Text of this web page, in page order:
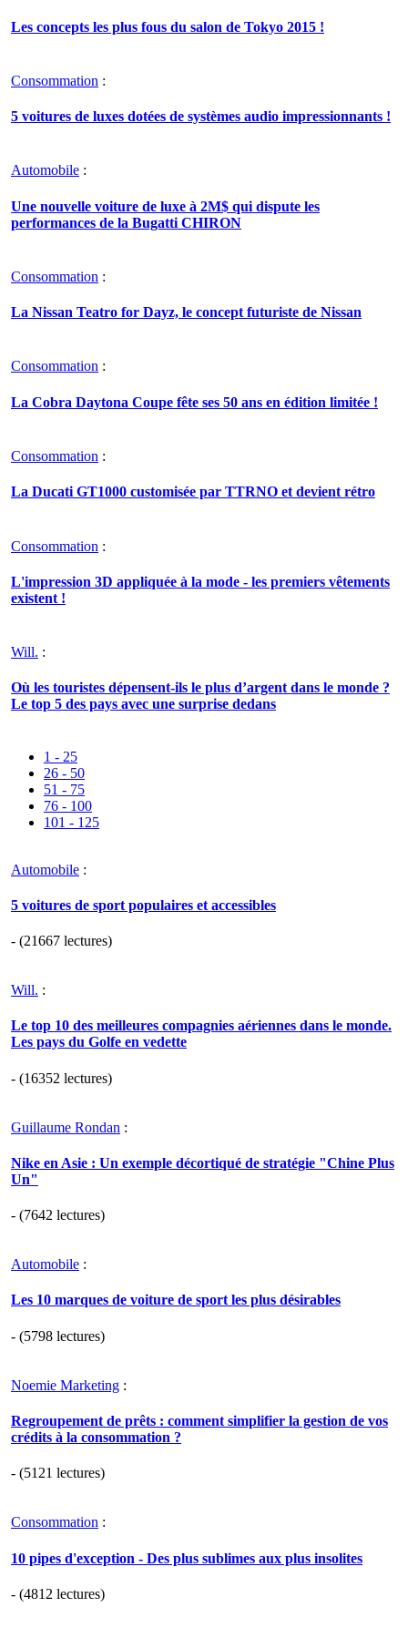
Les concepts les plus fous du salon de Tokyo 2015 !
Consommation :
5 voitures de luxes dotées de systèmes audio impressionnants !
Automobile :
Une nouvelle voiture de luxe à 2M$ qui dispute les
performances de la Bugatti CHIRON
Consommation :
La Nissan Teatro for Dayz, le concept futuriste de Nissan
Consommation :
La Cobra Daytona Coupe fête ses 50 ans en édition limitée !
Consommation :
La Ducati GT1000 customisée par TTRNO et devient rétro
Consommation :
L'impression 3D appliquée à la mode - les premiers vêtements
existent !
Will. :
Où les touristes dépensent-ils le plus d’argent dans le monde ?
Le top 5 des pays avec une surprise dedans
1 - 25
26 - 50
51 - 75
76 - 100
101 - 125
Automobile :
5 voitures de sport populaires et accessibles
- (21667 lectures)
Will. :
Le top 10 des meilleures compagnies aériennes dans le monde.
Les pays du Golfe en vedette
- (16352 lectures)
Guillaume Rondan :
Nike en Asie : Un exemple décortiqué de stratégie "Chine Plus
Un"
- (7642 lectures)
Automobile :
Les 10 marques de voiture de sport les plus désirables
- (5798 lectures)
Noemie Marketing :
Regroupement de prêts : comment simplifier la gestion de vos
crédits à la consommation ?
- (5121 lectures)
Consommation :
10 pipes d'exception - Des plus sublimes aux plus insolites
- (4812 lectures)